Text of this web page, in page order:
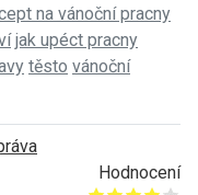
na vánoční pracny
jak upéct pracny
těsto vánoční
Hodnocení